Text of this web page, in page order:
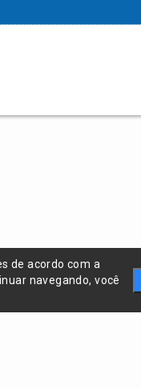
de acordo com a
navegando, você